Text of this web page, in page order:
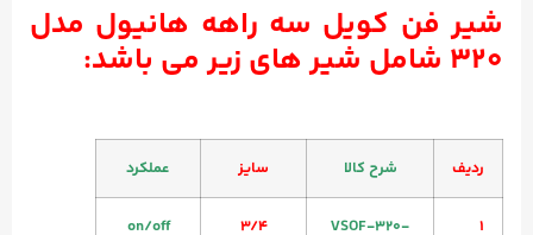
شیر فن کویل سه راهه هانیول مدل
۳۲۰ شامل شیر های زیر می باشد:
ردیف شرح کالا سایز عملکرد
1
VSOF-320-
3/4
on/off